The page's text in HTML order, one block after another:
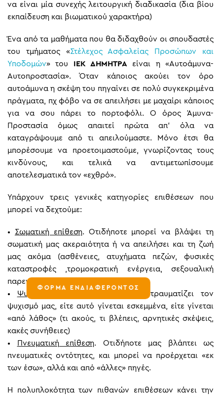
ΦΟΡΜΑ ΕΝΔΙΑΦΕΡΟΝΤΟΣ
να είναι μία συνεχής λειτουργική διαδικασία (δια βίου
εκπαίδευση και βιωματικού χαρακτήρα)
Ένα από τα μαθήματα που θα διδαχθούν οι σπουδαστές
του τμήματος «Στέλεχος Ασφαλείας Προσώπων και
Υποδομών» του ΙΕΚ ΔΗΜΗΤΡΑ είναι η «Αυτοάμυνα-
Αυτοπροστασία». Όταν κάποιος ακούει τoν όρο
αυτοάμυνα η σκέψη του πηγαίνει σε πολύ συγκεκριμένα
πράγματα, πχ φόβο να σε απειλήσει με μαχαίρι κάποιος
για να σου πάρει το πορτοφόλι. Ο όρος Άμυνα-
Προστασία όμως απαιτεί πρώτα απ’ όλα να
καταγράψουμε από τι απειλούμαστε. Μόνο έτσι θα
μπορέσουμε να προετοιμαστούμε, γνωρίζοντας τους
κινδύνους, και τελικά να αντιμετωπίσουμε
αποτελεσματικά τον «εχθρό».
Υπάρχουν τρεις γενικές κατηγορίες επιθέσεων που
μπορεί να δεχτούμε:
• Σωματική επίθεση. Οτιδήποτε μπορεί να βλάψει τη
σωματική μας ακεραιότητα ή να απειλήσει και τη ζωή
μας ακόμα (ασθένειες, ατυχήματα πεζών, φυσικές
καταστροφές ,τρομοκρατική ενέργεια, σεξουαλική
παρενόχληση, εγκληματική ενέργεια)
• Ψυχολογική επίθεση
. Οτιδήποτε τραυματίζει τον
ψυχισμό μας, είτε αυτό γίνεται εσκεμμένα, είτε γίνεται
«από λάθος» (τι ακούς, τι βλέπεις, αρνητικές σκέψεις,
κακές συνήθειες)
•
Πνευματική επίθεση. Οτιδήποτε μας βλάπτει ως
πνευματικές οντότητες, και μπορεί να προέρχεται «εκ
των έσω», αλλά και από «άλλες» πηγές.
Η πολυπλοκότητα των πιθανών επιθέσεων κάνει την